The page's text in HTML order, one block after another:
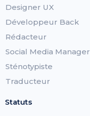
Designer UX
Développeur Back
Rédacteur
Social Media Manager
Sténotypiste
Traducteur
Statuts